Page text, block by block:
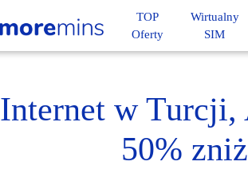
TOP
Oferty
Wirtualny
SIM
Internet w Turcji,
50%